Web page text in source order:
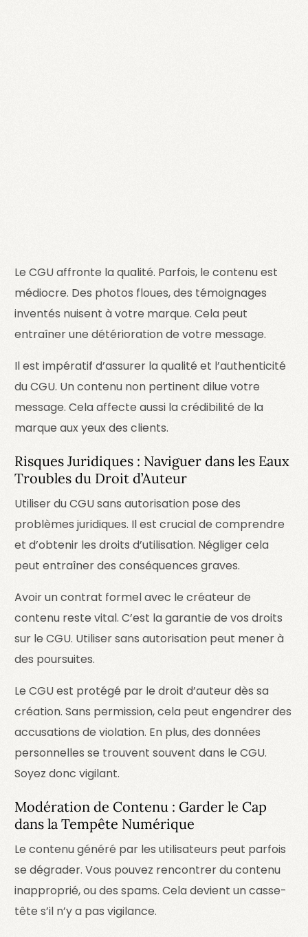
Le CGU affronte la qualité. Parfois, le contenu est
médiocre. Des photos floues, des témoignages
inventés nuisent à votre marque. Cela peut
entraîner une détérioration de votre message.
Il est impératif d’assurer la qualité et l’authenticité
du CGU. Un contenu non pertinent dilue votre
message. Cela affecte aussi la crédibilité de la
marque aux yeux des clients.
Risques Juridiques : Naviguer dans les Eaux
Troubles du Droit d’Auteur
Utiliser du CGU sans autorisation pose des
problèmes juridiques. Il est crucial de comprendre
et d’obtenir les droits d’utilisation. Négliger cela
peut entraîner des conséquences graves.
Avoir un contrat formel avec le créateur de
contenu reste vital. C’est la garantie de vos droits
sur le CGU. Utiliser sans autorisation peut mener à
des poursuites.
Le CGU est protégé par le droit d’auteur dès sa
création. Sans permission, cela peut engendrer des
accusations de violation. En plus, des données
personnelles se trouvent souvent dans le CGU.
Soyez donc vigilant.
Modération de Contenu : Garder le Cap
dans la Tempête Numérique
Le contenu généré par les utilisateurs peut parfois
se dégrader. Vous pouvez rencontrer du contenu
inapproprié, ou des spams. Cela devient un casse-
tête s’il n’y a pas vigilance.